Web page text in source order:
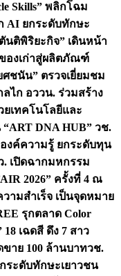
Skills” พลิกโฉม
AI ยกระดับทักษะ
นติพิริยะกิจ” เดินหน้า
ของเก่าสู่ผลิตภัณฑ์
ศชนัน” ตรวจเยี่ยมชม
ไก อววน. ร่วมสร้าง
เทคโนโลยีและ
DNA HUB” วช.
งค์ความรู้ ยกระดับทุน
. เปิดฉากมหกรรม
2026” ครั้งที่ 4 ณ
ามสำเร็จ เป็นจุดหมาย
รุกตลาด Color
18 เฉดสี ดึง 7 สาว
ขาย 100 ล้านบาทวช.
ระดับทักษะเยาวชน